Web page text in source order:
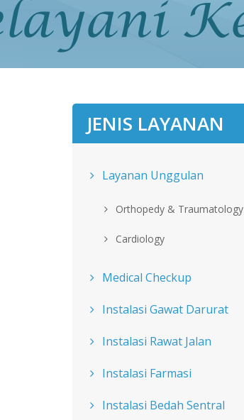
JENIS LAYANAN
Layanan Unggulan
Orthopedy & Traumatology
Cardiology
Medical Checkup
Instalasi Gawat Darurat
Instalasi Rawat Jalan
Instalasi Farmasi
Instalasi Bedah Sentral